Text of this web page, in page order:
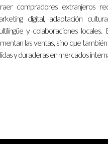
un servicio excepcional en el
que les ayuden a encontrar
compradores extranjeros
digital, adaptación
y colaboraciones
las ventas, sino que
y duraderas en mercados